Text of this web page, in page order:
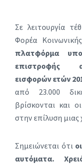
Σε λειτουργία
Φορέα
πλατφόρμα
επιστροφής
εισφορών ετών
από 23.000
βρίσκονται και
στην επίλυση μιας
Σημειώνεται ότι
αυτόματα.